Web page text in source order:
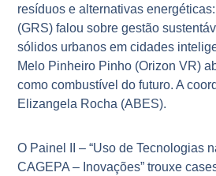
resíduos e alternativas
(GRS) falou sobre gestão
sólidos urbanos em cidades
Melo Pinheiro Pinho (Orizon VR)
como combustível do futuro. A
Elizangela Rocha (ABES).
O Painel II – “Uso de Tecnologias
CAGEPA – Inovações” trouxe